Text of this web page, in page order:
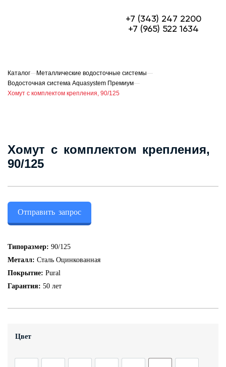
+7 (343) 247 2200
+7 (965) 522 1634
ПРОФЛИСТ
ФАСАДЫ
СЭНДВИЧ-ПАНЕЛИ
О компании
Доставка и оплата
+7 (343) 247 2200
Каталог—Металлические водосточные системы—
Водосточная система Aquasystem Премиум—
Хомут с комплектом крепления, 90/125
Хомут с комплектом крепления,
90/125
Отправить запрос
Типоразмер: 90/125
Металл: Сталь Оцинкованная
Покрытие: Pural
Гарантия: 50 лет
Цвет